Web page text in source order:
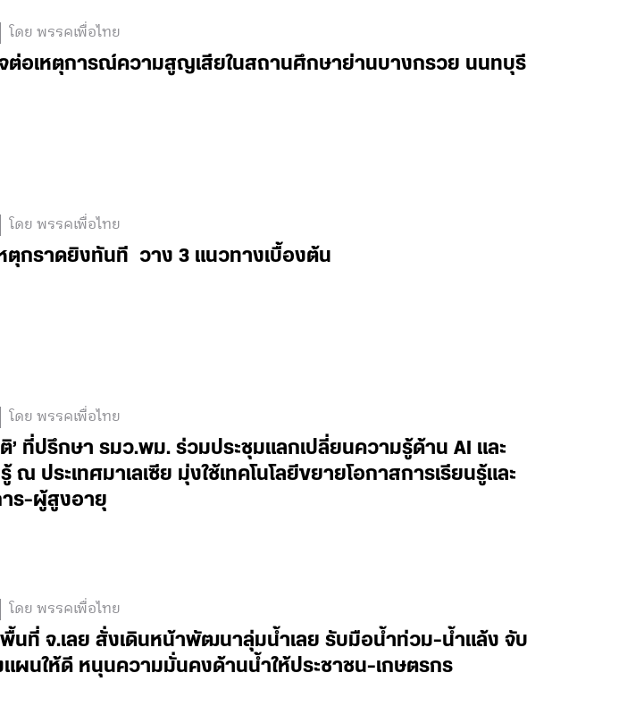
โดย พรรคเพื่อไทย
ต่อเหตุการณ์ความสูญเสียในสถานศึกษาย่านบางกรวย นนทบุรี
โดย พรรคเพื่อไทย
ตุกราดยิงทันที วาง 3 แนวทางเบื้องต้น
โดย พรรคเพื่อไทย
’ ที่ปรึกษา รมว.พม. ร่วมประชุมแลกเปลี่ยนความรู้ด้าน AI และ
ณ ประเทศมาเลเซีย มุ่งใช้เทคโนโลยีขยายโอกาสการเรียนรู้และ
ร-ผู้สูงอายุ
โดย พรรคเพื่อไทย
พื้นที่ จ.เลย สั่งเดินหน้าพัฒนาลุ่มน้ำเลย รับมือน้ำท่วม-น้ำแล้ง จับ
ผนให้ดี หนุนความมั่นคงด้านน้ำให้ประชาชน-เกษตรกร